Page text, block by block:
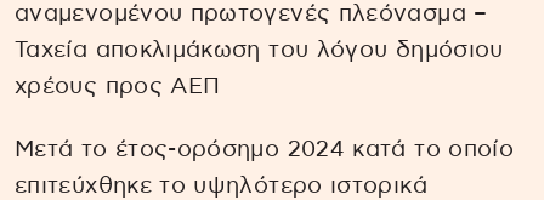
αναμενομένου πρωτογενές πλεόνασμα –
Ταχεία αποκλιμάκωση του λόγου δημόσιου
χρέους προς ΑΕΠ
Μετά το έτος-ορόσημο 2024 κατά το οποίο
επιτεύχθηκε το υψηλότερο ιστορικά